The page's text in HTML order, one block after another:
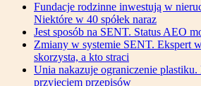
Fundacje rodzinne inwestują w
Niektóre w 40 spółek naraz
Jest sposób na SENT. Status AEO
Zmiany w systemie SENT. Ekspert
skorzysta, a kto straci
Unia nakazuje ograniczenie plastiku.
przyjęciem przepisów